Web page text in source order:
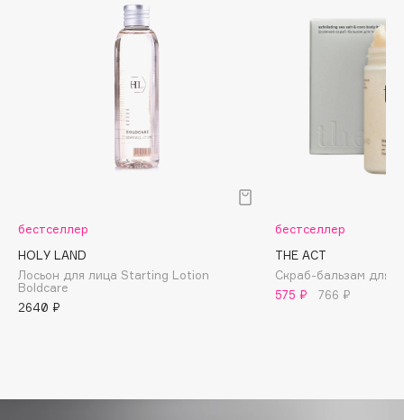
Boadicea The Victorious
Bvlgari
by TERRY
бестселлер
HOLY LAND
Лосьон для лица Starting Lotion
Boldcare
2640 ₽
бестселлер
THE ACT
Скраб-бальзам для
575 ₽
766 ₽